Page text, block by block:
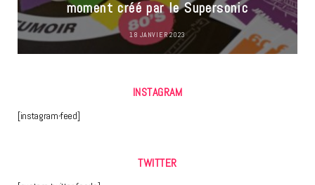
moment créé par le Supersonic
18 JANVIER 2023
INSTAGRAM
[instagram-feed]
TWITTER